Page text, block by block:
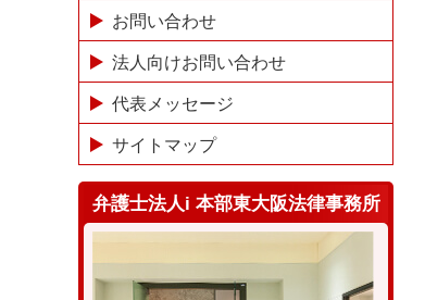
お問い合わせ
法人向けお問い合わせ
代表メッセージ
サイトマップ
弁護士法人i 本部東大阪法律事務所